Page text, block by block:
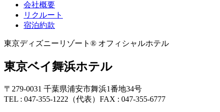
会社概要
リクルート
宿泊約款
東京ディズニーリゾート® オフィシャルホテル
東京ベイ舞浜ホテル
〒279-0031 千葉県浦安市舞浜1番地34号
TEL : 047-355-1222（代表） FAX : 047-355-6777